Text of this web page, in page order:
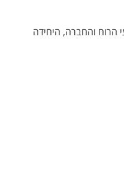
הרוח והחברה, היחידה